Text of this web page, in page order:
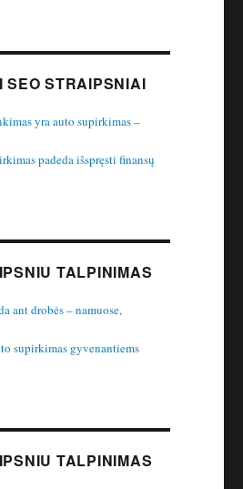
SEO STRAIPSNIAI
yra auto supirkimas –
padeda išspręsti finansų
TALPINIMAS
ant drobės – namuose,
supirkimas gyvenantiems
TALPINIMAS